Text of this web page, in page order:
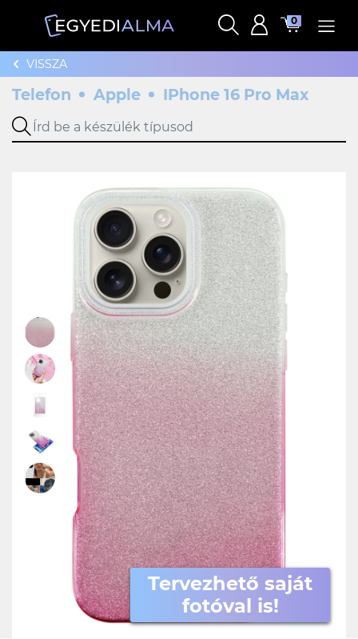
0
VISSZA
Telefon Apple IPhone 16 Pro Max
Tervezhető saját
fotóval is!